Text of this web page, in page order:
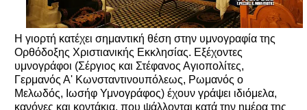
Η γιορτή κατέχει σημαντική θέση στην υμνογραφία της
Ορθόδοξης Χριστιανικής Εκκλησίας. Εξέχοντες
υμνογράφοι (Σέργιος και Στέφανος Αγιοπολίτες,
Γερμανός Α' Κωνσταντινουπόλεως, Ρωμανός ο
Μελωδός, Ιωσήφ Υμνογράφος) έχουν γράψει ιδιόμελα,
κανόνες και κοντάκια, που ψάλλονται κατά την ημέρα της